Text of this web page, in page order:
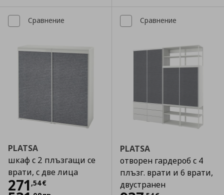
Сравнение
PLATSA
шкаф с 2 плъзгащи се
врати, с две лица
271 ,54€
Цена
Сравнение
PLATSA
отворен гардероб с 4
плъзг. врати и 6 врати,
двустранен